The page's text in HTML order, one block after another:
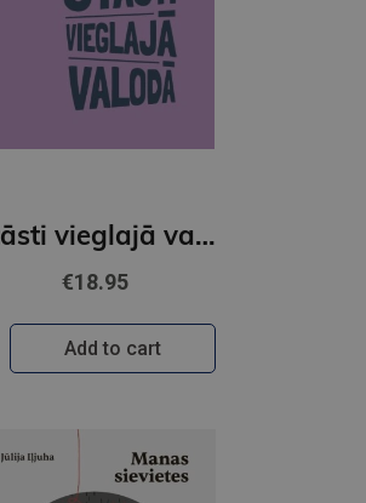
Stāsti vieglajā valodā 3. grāmata
€18.95
Add to cart